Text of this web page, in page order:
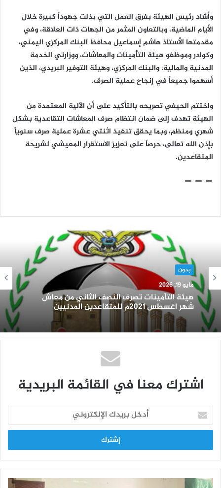
وأشاد رئيس الهيئة بفرق العمل التي بذلت جهوداً كبيرة خلال
الأيام الماضية، وبالتعاون المثمر من الجهات ذات العلاقة، وفي
مقدمتها الأستاذ هاشم إسماعيل محافظ البنك المركزي اليمني،
وكوادر وموظفو هيئة التأمينات والمعاشات، ووزارتي الخدمة
المدنية والمالية، والبنك المركزي، وهيئة التوفير البريدي، الذين
أسهموا جميعاً في إنجاح عملية الصرف.
واختتم الحيفي تصريحه بالتأكيد على أن الآلية المعتمدة من
الهيئة تهدف إلى ضمان انتظام صرف المعاشات التقاعدية بشكل
شهري ومنظم، وبما يحقق تنفيذ اثنتي عشرة عملية صرف سنوياً
بإذن الله تعالى، حرصاً على تعزيز الاستقرار المعيشي لشريحة
المتقاعدين.
بدون
مايو 19, 2026
هيئة التأمينات تصرف النصف الثاني من معاش
شهر اغسطس 2021م للمتقاعدين المدنيين
اشترك معنا في القائمة البريدية
أدخل
بريدك
الإلكتروني